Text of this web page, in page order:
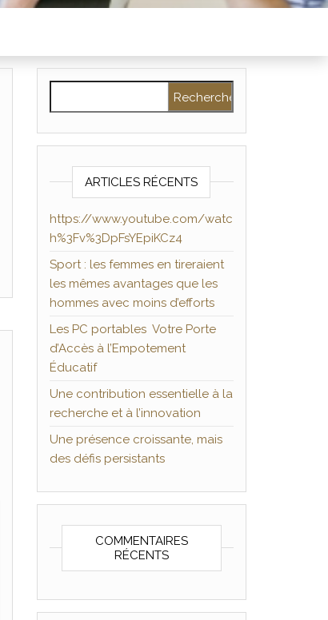
ARTICLES RÉCENTS
https://www.youtube.com/watc
h%3Fv%3DpFsYEpiKCz4
Sport : les femmes en tireraient
les mêmes avantages que les
hommes avec moins d’efforts
Les PC portables Votre Porte
d’Accès à l’Empotement
Éducatif
Une contribution essentielle à la
recherche et à l’innovation
Une présence croissante, mais
des défis persistants
COMMENTAIRES
RÉCENTS